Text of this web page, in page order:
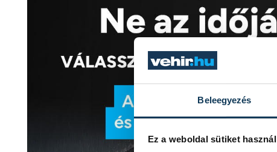
Beleegyezés
Ez a weboldal sütiket használ